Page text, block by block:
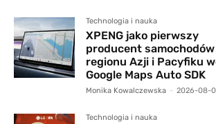
Technologia i nauka
XPENG jako pierwszy
producent samochodów
regionu Azji i Pacyfiku
Google Maps Auto SDK
Monika Kowalczewska - 2026-08-
Technologia i nauka